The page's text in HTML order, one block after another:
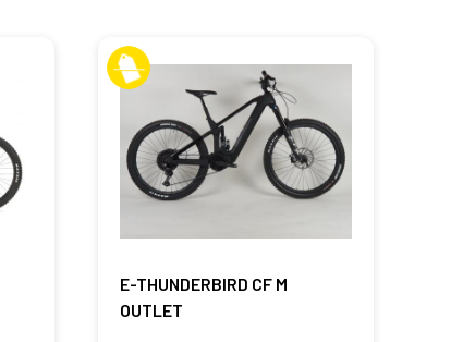
E-THUNDERBIRD CF M
OUTLET